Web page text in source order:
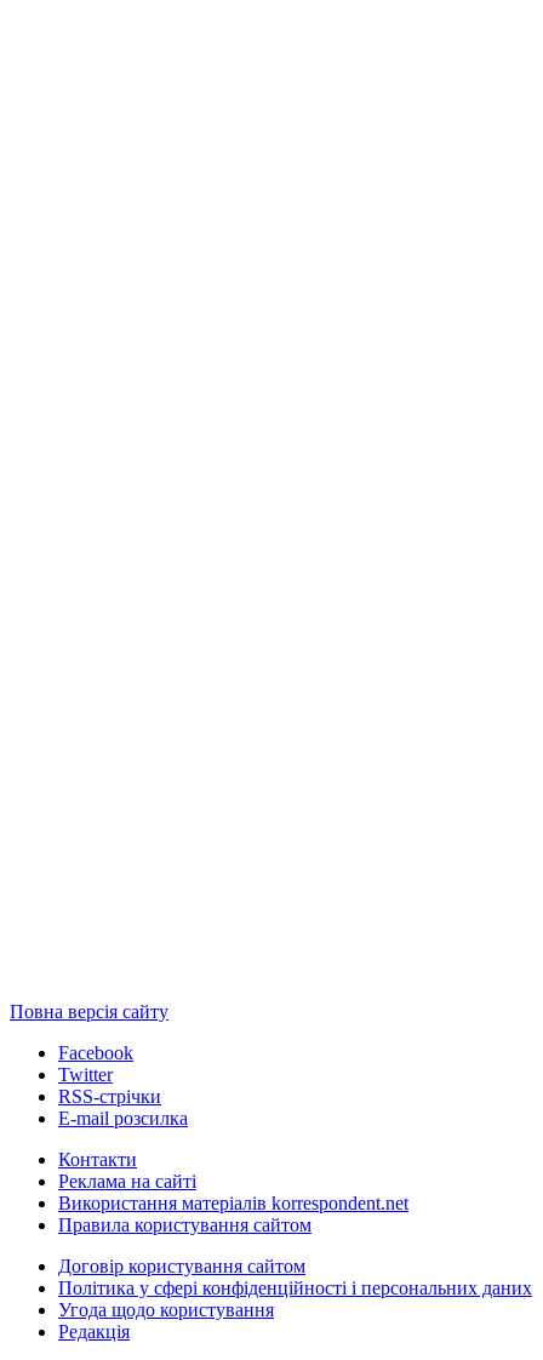
Повна версія сайту
Facebook
Twitter
RSS-стрічки
E-mail розсилка
Контакти
Реклама на сайті
Використання матеріалів korrespondent.net
Правила користування сайтом
Договір користування сайтом
Політика у сфері конфіденційності і персональних даних
Угода щодо користування
Редакція